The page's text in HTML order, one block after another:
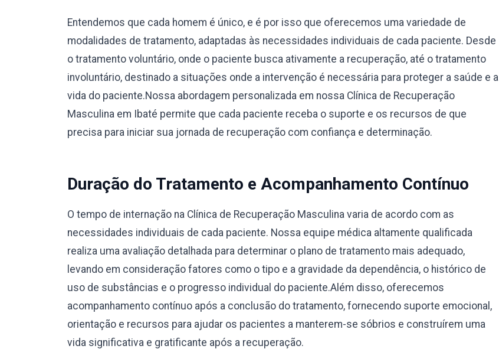
Entendemos que cada homem é único, e é por isso que oferecemos uma variedade de
modalidades de tratamento, adaptadas às necessidades individuais de cada paciente. Desde
o tratamento voluntário, onde o paciente busca ativamente a recuperação, até o tratamento
involuntário, destinado a situações onde a intervenção é necessária para proteger a saúde e a
vida do paciente.Nossa abordagem personalizada em nossa Clínica de Recuperação
Masculina em Ibaté permite que cada paciente receba o suporte e os recursos de que
precisa para iniciar sua jornada de recuperação com confiança e determinação.
Duração do Tratamento e Acompanhamento Contínuo
O tempo de internação na Clínica de Recuperação Masculina varia de acordo com as
necessidades individuais de cada paciente. Nossa equipe médica altamente qualificada
realiza uma avaliação detalhada para determinar o plano de tratamento mais adequado,
levando em consideração fatores como o tipo e a gravidade da dependência, o histórico de
uso de substâncias e o progresso individual do paciente.Além disso, oferecemos
acompanhamento contínuo após a conclusão do tratamento, fornecendo suporte emocional,
orientação e recursos para ajudar os pacientes a manterem-se sóbrios e construírem uma
vida significativa e gratificante após a recuperação.